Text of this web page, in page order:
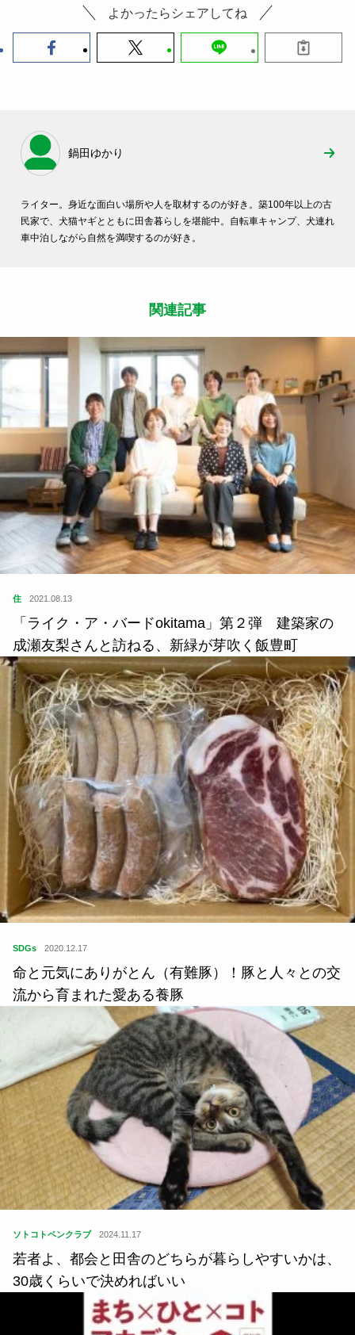
よかったらシェアしてね
鍋田ゆかり
ライター。身近な面白い場所や人を取材するのが好き。築100年以上の古
民家で、犬猫ヤギとともに田舎暮らしを堪能中。自転車キャンプ、犬連れ
車中泊しながら自然を満喫するのが好き。
関連記事
住 2021.08.13
「ライク・ア・バードokitama」第２弾 建築家の
成瀬友梨さんと訪ねる、新緑が芽吹く飯豊町
SDGs 2020.12.17
命と元気にありがとん（有難豚）！豚と人々との交
流から育まれた愛ある養豚
ソトコトペンクラブ 2024.11.17
若者よ、都会と田舎のどちらが暮らしやすいかは、
30歳くらいで決めればいい